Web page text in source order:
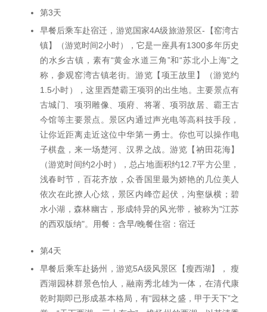
第3天
早餐后乘车赴宿迁，游览国家4A级旅游景区-【窑湾古
镇】（游览时间2小时），它是一座具有1300多年历史
的水乡古镇，素有“黄金水道三角”和“苏北小上海”之
称，参观窑湾古镇老街。游览【项王故里】（游览约
1.5小时），这里西楚霸王项羽的出生地。主要景点有
古城门、项羽雕像、项府、将署、项羽故居、霸王古
今馆等主要景点。景区内通过声光电等高科技手段，
让你近距离走近这位中华第一勇士。你也可以操作电
子棋盘，来一场楚河、汉界之战。游览【衲田花海】
（游览时间约2小时），总占地面积约12.7平方公里，
浅春时节，百花齐放，众香国里最为娇艳的几位美人
依次在此撩人心炫，景区内峰峦起伏，沟壑纵横；碧
水小湖，森林幽古，形成特异的风光带，被称为"江苏
的西双版纳"。用餐：含早/晚餐住宿：宿迁
第4天
早餐后乘车赴扬州，游览5A级风景区【瘦西湖】， 瘦
西湖园林群景色怡人，融南秀北雄为一体，在清代康
乾时期即已形成基本格局，有“园林之盛，甲于天下”之